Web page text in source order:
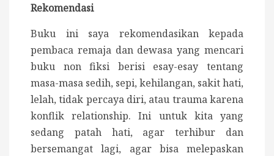
Rekomendasi
Buku ini saya rekomendasikan kepada
pembaca remaja dan dewasa yang mencari
buku non fiksi berisi esay-esay tentang
masa-masa sedih, sepi, kehilangan, sakit hati,
lelah, tidak percaya diri, atau trauma karena
konflik relationship. Ini untuk kita yang
sedang patah hati, agar terhibur dan
bersemangat lagi, agar bisa melepaskan